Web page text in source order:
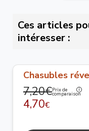
Ces articles
intéresser :
Chasubles
7,20€Prix de
comparaison
4,70€